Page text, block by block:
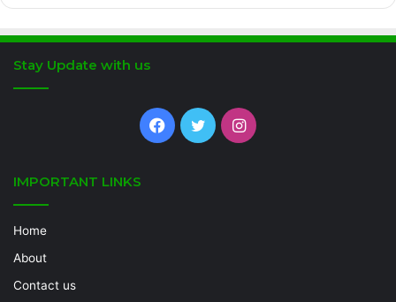
Stay Update with us
Facebook
TwitterInstagram
IMPORTANT LINKS
Home
About
Contact us